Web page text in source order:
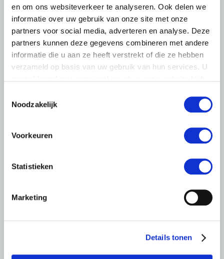
en om ons websiteverkeer te analyseren. Ook delen we
informatie over uw gebruik van onze site met onze
partners voor social media, adverteren en analyse. Deze
partners kunnen deze gegevens combineren met andere
informatie die u aan ze heeft verstrekt of die ze hebben
verzameld op basis van uw gebruik van hun services. U
Noodzakelijk
Voorkeuren
Statistieken
Marketing
Details tonen
BELANGRIJKE INFORMATIE
Droogte raakt vrijwel alle land- en
De aanhoudende droogte en hitte zorgen voor
toenemende problemen in de Nederlandse land- en
Lees meer